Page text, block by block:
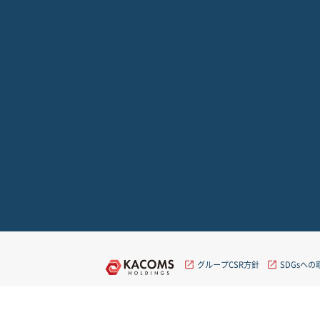
グループCSR方針 SDGsへの